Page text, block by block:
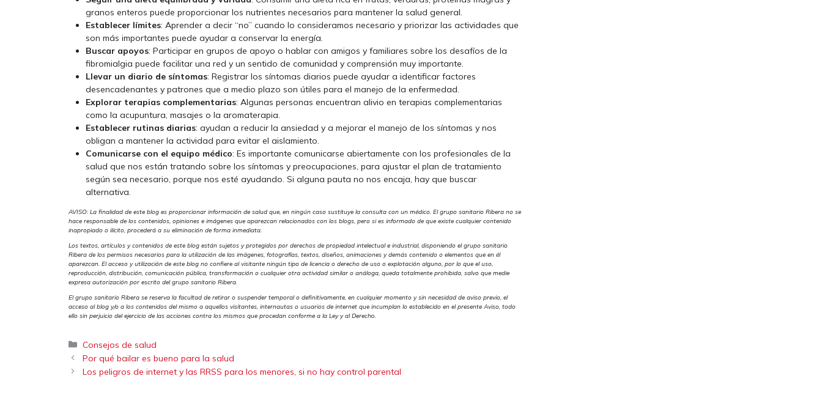
granos enteros puede proporcionar los nutrientes necesarios para mantener la salud general.
Establecer límites: Aprender a decir “no” cuando lo consideramos necesario y priorizar las actividades que
son más importantes puede ayudar a conservar la energía.
Buscar apoyos: Participar en grupos de apoyo o hablar con amigos y familiares sobre los desafíos de la
fibromialgia puede facilitar una red y un sentido de comunidad y comprensión muy importante.
Llevar un diario de síntomas: Registrar los síntomas diarios puede ayudar a identificar factores
desencadenantes y patrones que a medio plazo son útiles para el manejo de la enfermedad.
Explorar terapias complementarias: Algunas personas encuentran alivio en terapias complementarias
como la acupuntura, masajes o la aromaterapia.
Establecer rutinas diarias: ayudan a reducir la ansiedad y a mejorar el manejo de los síntomas y nos
obligan a mantener la actividad para evitar el aislamiento.
Comunicarse con el equipo médico: Es importante comunicarse abiertamente con los profesionales de la
salud que nos están tratando sobre los síntomas y preocupaciones, para ajustar el plan de tratamiento
según sea necesario, porque nos esté ayudando. Si alguna pauta no nos encaja, hay que buscar
alternativa.
AVISO: La finalidad de este blog es proporcionar información de salud que, en ningún caso sustituye la consulta con un médico. El grupo sanitario Ribera no se
hace responsable de los contenidos, opiniones e imágenes que aparezcan relacionados con los blogs, pero si es informado de que existe cualquier contenido
inapropiado o ilícito, procederá a su eliminación de forma inmediata.
Los textos, artículos y contenidos de este blog están sujetos y protegidos por derechos de propiedad intelectual e industrial, disponiendo el grupo sanitario
Ribera de los permisos necesarios para la utilización de las imágenes, fotografías, textos, diseños, animaciones y demás contenido o elementos que en él
aparezcan. El acceso y utilización de este blog no confiere al visitante ningún tipo de licencia o derecho de uso o explotación alguno, por lo que el uso,
reproducción, distribución, comunicación pública, transformación o cualquier otra actividad similar o análoga, queda totalmente prohibida, salvo que medie
expresa autorización por escrito del grupo sanitario Ribera.
El grupo sanitario Ribera se reserva la facultad de retirar o suspender temporal o definitivamente, en cualquier momento y sin necesidad de aviso previo, el
acceso al blog y/o a los contenidos del mismo a aquellos visitantes, internautas o usuarios de internet que incumplan lo establecido en el presente Aviso, todo
ello sin perjuicio del ejercicio de las acciones contra los mismos que procedan conforme a la Ley y al Derecho.
Categorías
Consejos de salud
Por qué bailar es bueno para la salud
Los peligros de internet y las RRSS para los menores, si no hay control parental